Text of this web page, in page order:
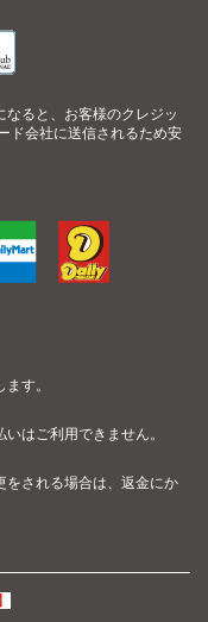
ると、お客様のクレジッ
ド会社に送信されるため安
す。
はご利用できません。
される場合は、返金にか